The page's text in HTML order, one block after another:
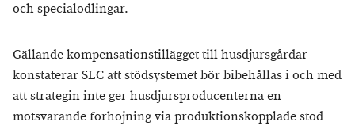
och specialodlingar.
Gällande kompensationstillägget till husdjursgårdar
konstaterar SLC att stödsystemet bör bibehållas i och med
att strategin inte ger husdjursproducenterna en
motsvarande förhöjning via produktionskopplade stöd